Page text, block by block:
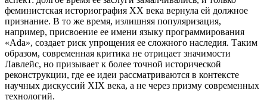
феминистская историография XX века вернула ей должное
признание. В то же время, излишняя популяризация,
например, присвоение ее имени языку программирования
«Ada», создает риск упрощения ее сложного наследия. Таким
образом, современная критика не отрицает значимости
Лавлейс, но призывает к более точной исторической
реконструкции, где ее идеи рассматриваются в контексте
научных дискуссий XIX века, а не через призму современных
технологий.